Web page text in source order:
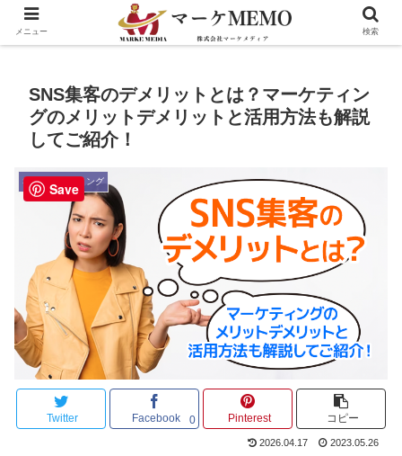
SNS集客のデメリットとは？マーケティン
グのメリットデメリットと活用方法も解説
してご紹介！
SNSマーケティング
Twitter Facebook 0 Pinterest コピー
2026.04.17 2023.05.26
メニュー 検索
Save